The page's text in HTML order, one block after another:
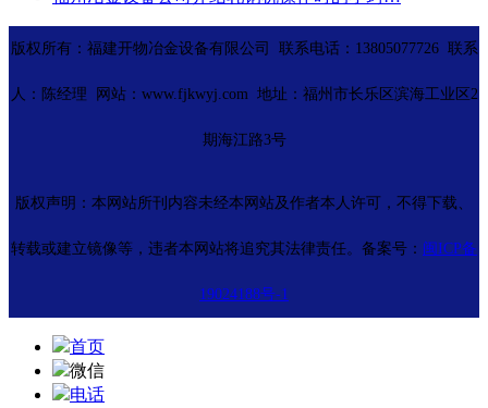
版权所有：福建开物冶金设备有限公司 联系电话：13805077726 联系
人：陈经理 网站：www.fjkwyj.com 地址：福州市长乐区滨海工业区2
期海江路3号
版权声明：本网站所刊内容未经本网站及作者本人许可，不得下载、
转载或建立镜像等，违者本网站将追究其法律责任。备案号： 闽ICP备
19024188号-1
首页
微信
电话